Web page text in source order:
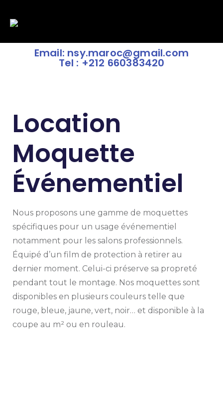
Email: nsy.maroc@gmail.com
Tel : +212 660383420
Location
Moquette
Événementiel
Nous proposons une gamme de moquettes
spécifiques pour un usage événementiel
notamment pour les salons professionnels.
Équipé d’un film de protection à retirer au
dernier moment. Celui-ci préserve sa propreté
pendant tout le montage. Nos moquettes sont
disponibles en plusieurs couleurs telle que
rouge, bleue, jaune, vert, noir… et disponible à la
coupe au m² ou en rouleau.